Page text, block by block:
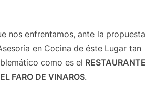
nos enfrentamos, ante la propuesta
en Cocina de éste Lugar tan
como es el RESTAURANTE
EL FARO DE VINAROS.